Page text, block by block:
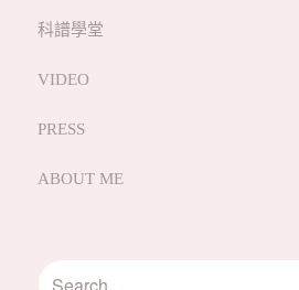
科譜學堂
VIDEO
PRESS
ABOUT ME